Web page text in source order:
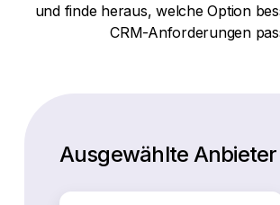
und finde heraus, welche Option
CRM-Anforderungen
Ausgewählte Anbieter